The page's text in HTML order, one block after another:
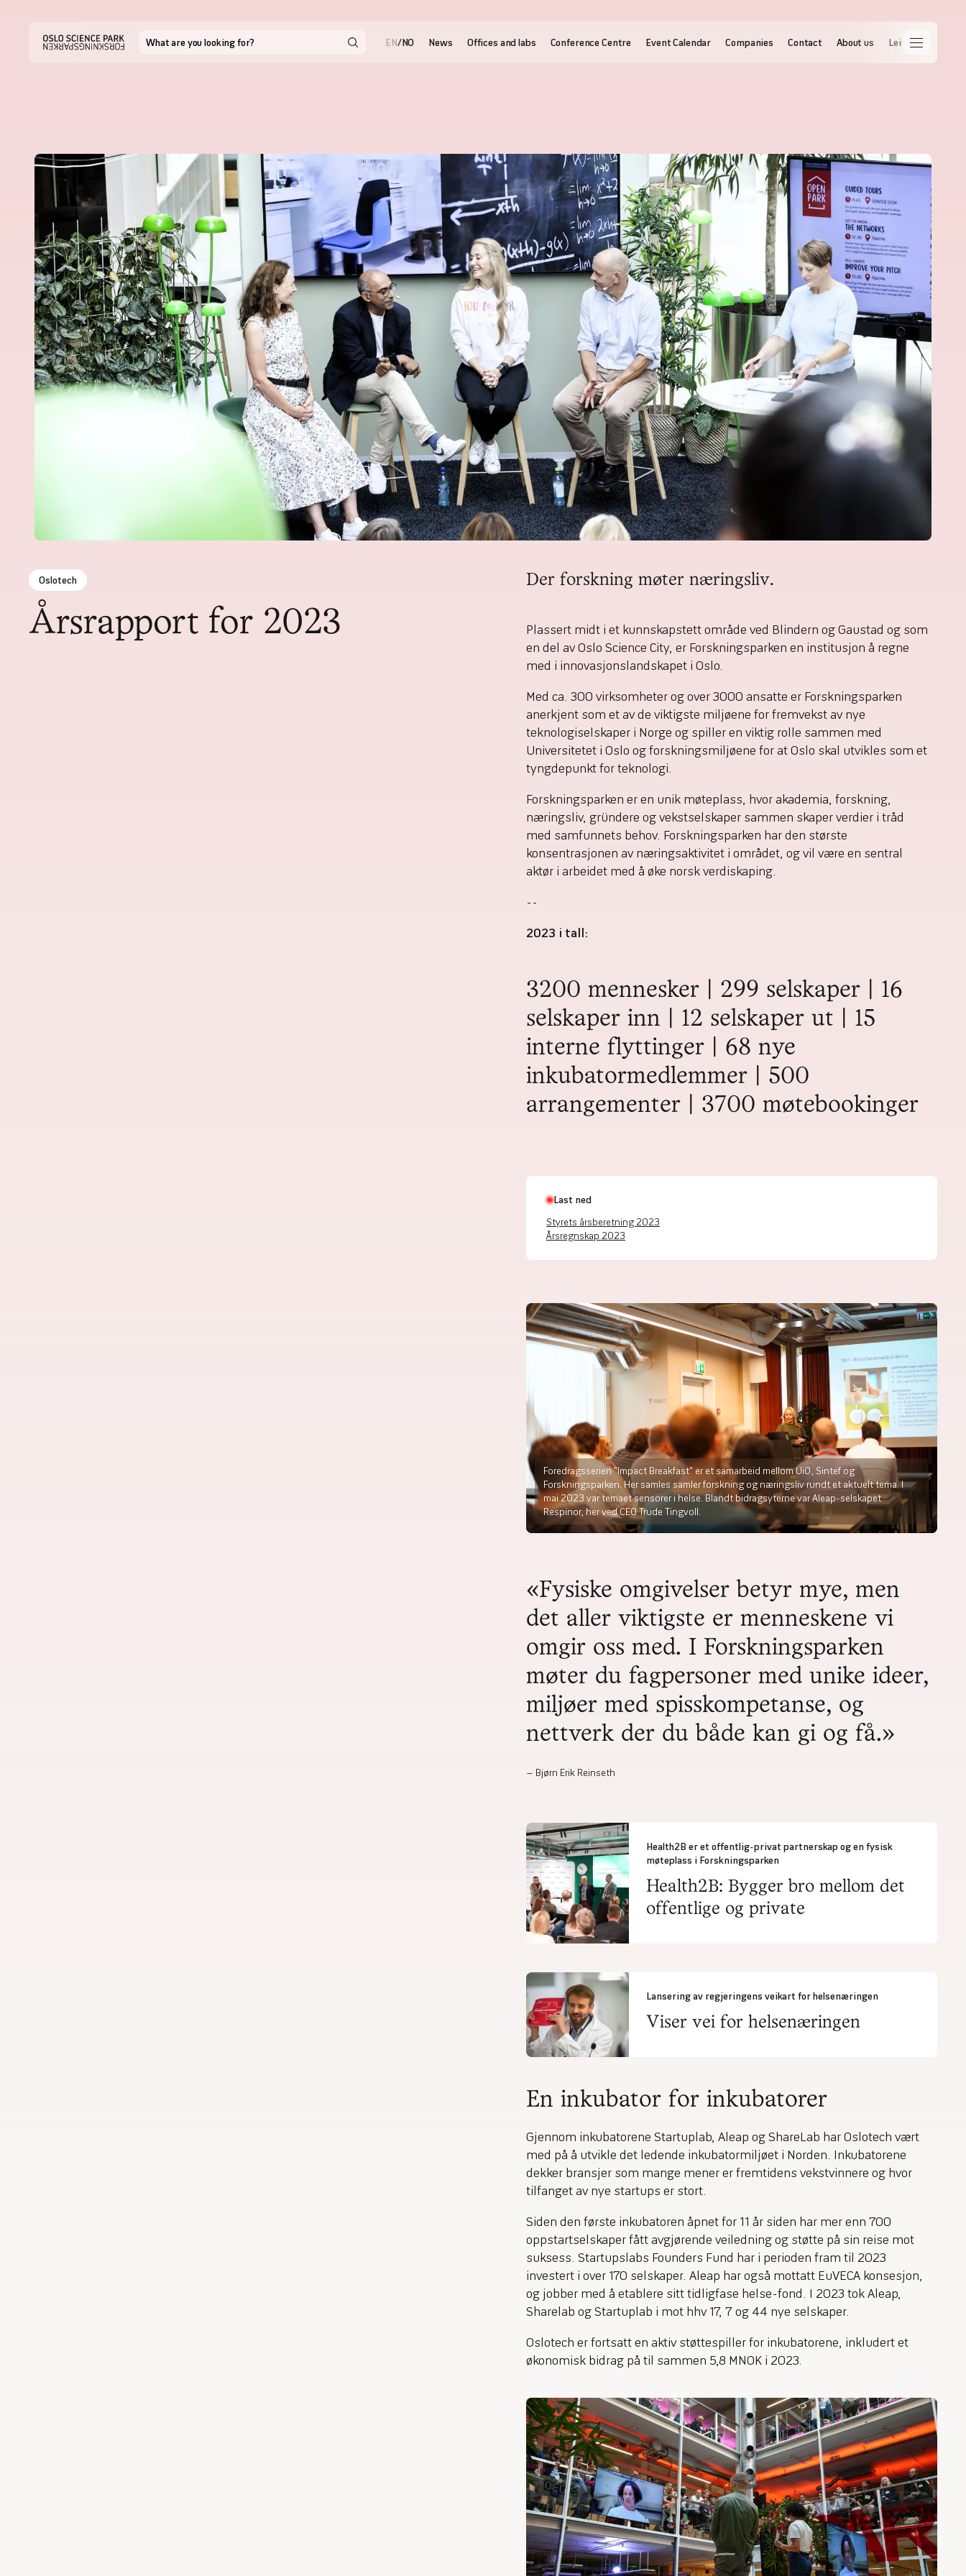
EN/NO News Offices and labs Conference Centre Event Calendar Companies Contact About us Leietakernettet
Oslotech
Årsrapport for 2023
Der forskning møter næringsliv.
Plassert midt i et kunnskapstett område ved Blindern og Gaustad og som
en del av Oslo Science City, er Forskningsparken en institusjon å regne
med i innovasjonslandskapet i Oslo.
Med ca. 300 virksomheter og over 3000 ansatte er Forskningsparken
anerkjent som et av de viktigste miljøene for fremvekst av nye
teknologiselskaper i Norge og spiller en viktig rolle sammen med
Universitetet i Oslo og forskningsmiljøene for at Oslo skal utvikles som et
tyngdepunkt for teknologi.
Forskningsparken er en unik møteplass, hvor akademia, forskning,
næringsliv, gründere og vekstselskaper sammen skaper verdier i tråd
med samfunnets behov. Forskningsparken har den største
konsentrasjonen av næringsaktivitet i området, og vil være en sentral
aktør i arbeidet med å øke norsk verdiskaping.
--
2023 i tall:
3200 mennesker | 299 selskaper | 16
selskaper inn | 12 selskaper ut | 15
interne flyttinger | 68 nye
inkubatormedlemmer | 500
arrangementer | 3700 møtebookinger
Last ned
Styrets årsberetning 2023
Årsregnskap 2023
Foredragsserien "Impact Breakfast" er et samarbeid mellom UiO, Sintef og
Forskningsparken. Her samles samler forskning og næringsliv rundt et aktuelt tema. I
mai 2023 var temaet sensorer i helse. Blandt bidragsyterne var Aleap-selskapet
Respinor, her ved CEO Trude Tingvoll.
«Fysiske omgivelser betyr mye, men
det aller viktigste er menneskene vi
omgir oss med. I Forskningsparken
møter du fagpersoner med unike ideer,
miljøer med spisskompetanse, og
nettverk der du både kan gi og få.»
Bjørn Erik Reinseth
Health2B er et offentlig-privat partnerskap og en fysisk
møteplass i Forskningsparken
Health2B: Bygger bro mellom det
offentlige og private
Lansering av regjeringens veikart for helsenæringen
Viser vei for helsenæringen
En inkubator for inkubatorer
Gjennom inkubatorene Startuplab, Aleap og ShareLab har Oslotech vært
med på å utvikle det ledende inkubatormiljøet i Norden. Inkubatorene
dekker bransjer som mange mener er fremtidens vekstvinnere og hvor
tilfanget av nye startups er stort.
Siden den første inkubatoren åpnet for 11 år siden har mer enn 700
oppstartselskaper fått avgjørende veiledning og støtte på sin reise mot
suksess. Startupslabs Founders Fund har i perioden fram til 2023
investert i over 170 selskaper. Aleap har også mottatt EuVECA konsesjon,
og jobber med å etablere sitt tidligfase helse-fond. I 2023 tok Aleap,
Sharelab og Startuplab i mot hhv 17, 7 og 44 nye selskaper.
Oslotech er fortsatt en aktiv støttespiller for inkubatorene, inkludert et
økonomisk bidrag på til sammen 5,8 MNOK i 2023.